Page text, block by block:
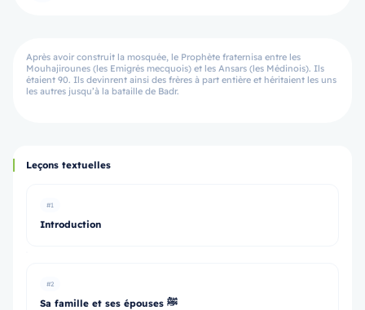
Après avoir construit la mosquée, le Prophète fraternisa entre les
Mouhajirounes (les Emigrés mecquois) et les Ansars (les Médinois). Ils
étaient 90. Ils devinrent ainsi des frères à part entière et héritaient les uns
les autres jusqu’à la bataille de Badr.
Leçons textuelles
#1
Introduction
#2
Sa famille et ses épouses ﷺ